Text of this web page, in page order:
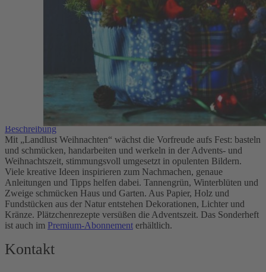
Landlust - Sonderheft
Weihnachten 2020
Zum Warenkorb hinzufügen
Zur Wunschliste hinzufügen
Sofort lieferbar
Landlust Sonderheft Weihnachten 2020
Beschreibung
Mit „Landlust Weihnachten“ wächst die Vorfreude aufs Fest: basteln
und schmücken, handarbeiten und werkeln in der Advents- und
Weihnachtszeit, stimmungsvoll umgesetzt in opulenten Bildern.
Viele kreative Ideen inspirieren zum Nachmachen, genaue
Anleitungen und Tipps helfen dabei. Tannengrün, Winterblüten und
Zweige schmücken Haus und Garten. Aus Papier, Holz und
Fundstücken aus der Natur entstehen Dekorationen, Lichter und
Kränze. Plätzchenrezepte versüßen die Adventszeit. Das Sonderheft
ist auch im Premium-Abonnement erhältlich.
Kontakt